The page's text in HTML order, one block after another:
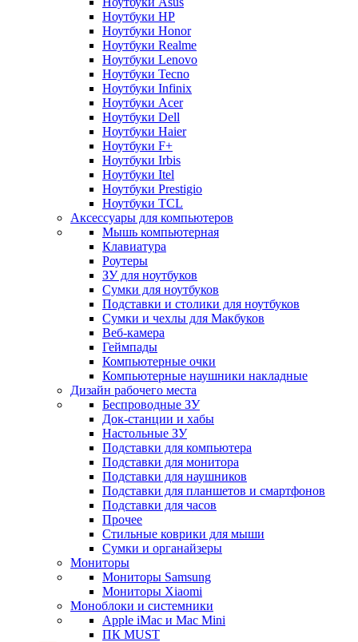
Ноутбуки HP
Ноутбуки Honor
Ноутбуки Realme
Ноутбуки Lenovo
Ноутбуки Tecno
Ноутбуки Infinix
Ноутбуки Acer
Ноутбуки Dell
Ноутбуки Haier
Ноутбуки F+
Ноутбуки Irbis
Ноутбуки Itel
Ноутбуки Prestigio
Ноутбуки TCL
Аксессуары для компьютеров
Мышь компьютерная
Клавиатура
Роутеры
ЗУ для ноутбуков
Сумки для ноутбуков
Подставки и столики для ноутбуков
Сумки и чехлы для Макбуков
Веб-камера
Геймпады
Компьютерные очки
Компьютерные наушники накладные
Дизайн рабочего места
Беспроводные ЗУ
Док-станции и хабы
Настольные ЗУ
Подставки для компьютера
Подставки для монитора
Подставки для наушников
Подставки для планшетов и смартфонов
Подставки для часов
Прочее
Стильные коврики для мыши
Сумки и органайзеры
Мониторы
Мониторы Samsung
Мониторы Xiaomi
Моноблоки и системники
Apple iMac и Mac Mini
ПК MUST